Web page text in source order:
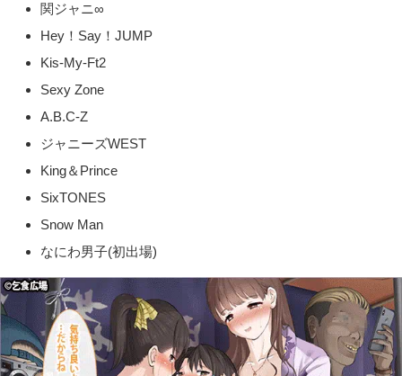
関ジャニ∞
Hey！Say！JUMP
Kis-My-Ft2
Sexy Zone
A.B.C-Z
ジャニーズWEST
King＆Prince
SixTONES
Snow Man
なにわ男子(初出場)